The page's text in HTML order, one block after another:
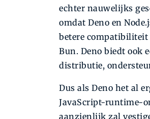
echter nauwelijks
omdat Deno en
betere compatibiliteit
Bun. Deno biedt ook
distributie,
Dus als Deno het al
JavaScript-runtime-
aanzienlijk zal